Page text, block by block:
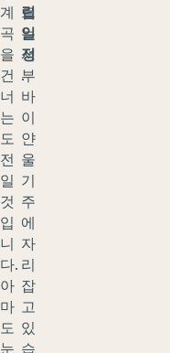
계
곡
을
건
너
는
도
전
일
것
입
니
다.
아
마
도
눈
르
는
서
부
바
이
얀
울
기
주
에
자
리
잡
고
있
습
립
일
정
.